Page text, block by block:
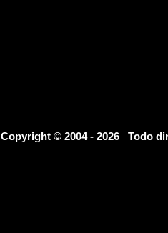
Copyright © 2004 - 2026 Todo